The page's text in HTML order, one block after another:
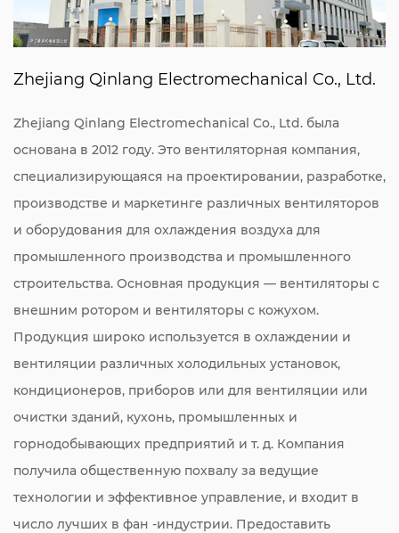
Zhejiang Qinlang Electromechanical Co., Ltd.
Zhejiang Qinlang Electromechanical Co., Ltd. была
основана в 2012 году. Это вентиляторная компания,
специализирующаяся на проектировании, разработке,
производстве и маркетинге различных вентиляторов
и оборудования для охлаждения воздуха для
промышленного производства и промышленного
строительства. Основная продукция — вентиляторы с
внешним ротором и вентиляторы с кожухом.
Продукция широко используется в охлаждении и
вентиляции различных холодильных установок,
кондиционеров, приборов или для вентиляции или
очистки зданий, кухонь, промышленных и
горнодобывающих предприятий и т. д. Компания
получила общественную похвалу за ведущие
технологии и эффективное управление, и входит в
число лучших в фан -индустрии. Предоставить